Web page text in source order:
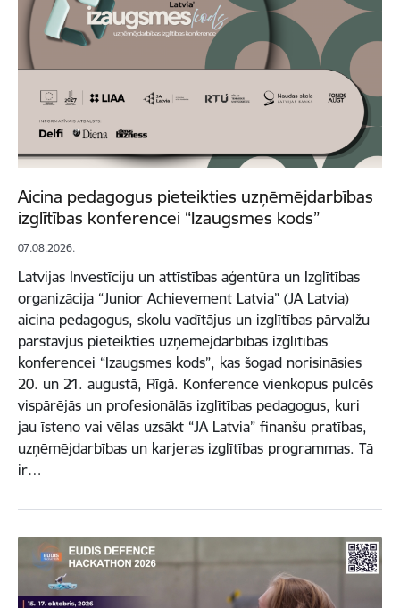
Aicina pedagogus pieteikties uzņēmējdarbības
izglītības konferencei “Izaugsmes kods”
07.08.2026.
Latvijas Investīciju un attīstības aģentūra un Izglītības
organizācija “Junior Achievement Latvia” (JA Latvia)
aicina pedagogus, skolu vadītājus un izglītības pārvalžu
pārstāvjus pieteikties uzņēmējdarbības izglītības
konferencei “Izaugsmes kods”, kas šogad norisināsies
20. un 21. augustā, Rīgā. Konference vienkopus pulcēs
vispārējās un profesionālās izglītības pedagogus, kuri
jau īsteno vai vēlas uzsākt “JA Latvia” finanšu pratības,
uzņēmējdarbības un karjeras izglītības programmas. Tā
ir…